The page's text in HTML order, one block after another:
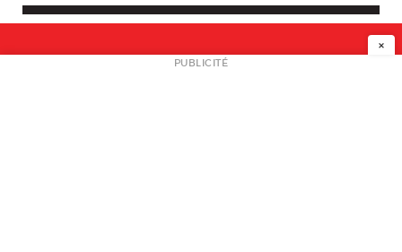
NEWSLETTER
×
PUBLICITÉ